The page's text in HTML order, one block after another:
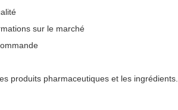
sur le marché
produits pharmaceutiques et les ingrédients.